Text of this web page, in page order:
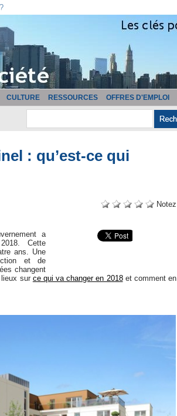
CULTURE RESSOURCES OFFRES D'EMPLOI
: qu’est-ce qui
Notez
a
Cette
ans. Une
et de
changent
lieux sur ce qui va changer en 2018et comment en